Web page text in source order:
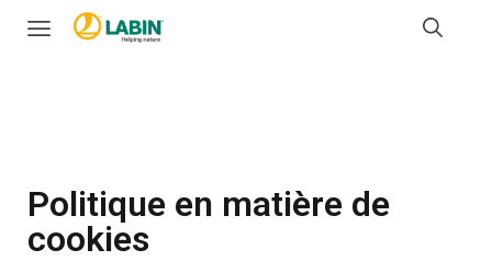
Politique en matière de
cookies